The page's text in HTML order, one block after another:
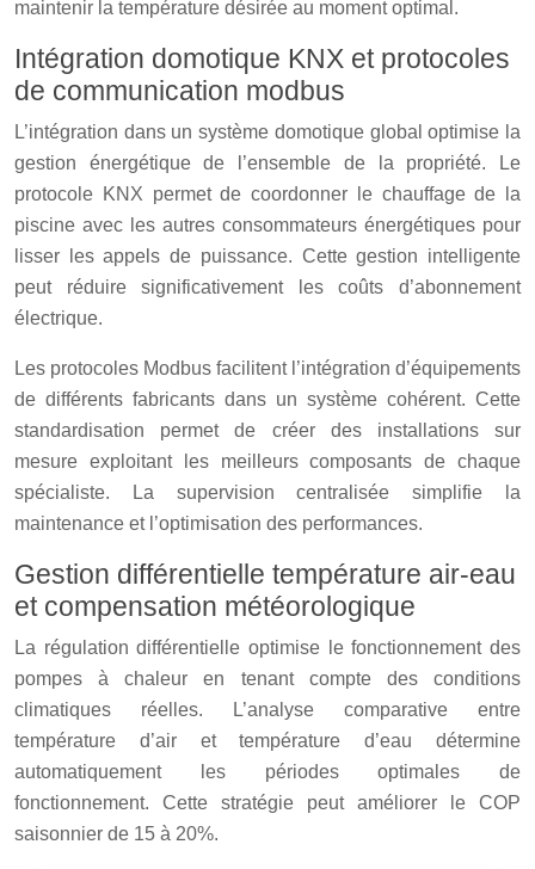
maintenir la température désirée au moment optimal.
Intégration domotique KNX et protocoles
de communication modbus
L’intégration dans un système domotique global optimise la
gestion énergétique de l’ensemble de la propriété. Le
protocole KNX permet de coordonner le chauffage de la
piscine avec les autres consommateurs énergétiques pour
lisser les appels de puissance. Cette gestion intelligente
peut réduire significativement les coûts d’abonnement
électrique.
Les protocoles Modbus facilitent l’intégration d’équipements
de différents fabricants dans un système cohérent. Cette
standardisation permet de créer des installations sur
mesure exploitant les meilleurs composants de chaque
spécialiste. La supervision centralisée simplifie la
maintenance et l’optimisation des performances.
Gestion différentielle température air-eau
et compensation météorologique
La régulation différentielle optimise le fonctionnement des
pompes à chaleur en tenant compte des conditions
climatiques réelles. L’analyse comparative entre
température d’air et température d’eau détermine
automatiquement les périodes optimales de
fonctionnement. Cette stratégie peut améliorer le COP
saisonnier de 15 à 20%.